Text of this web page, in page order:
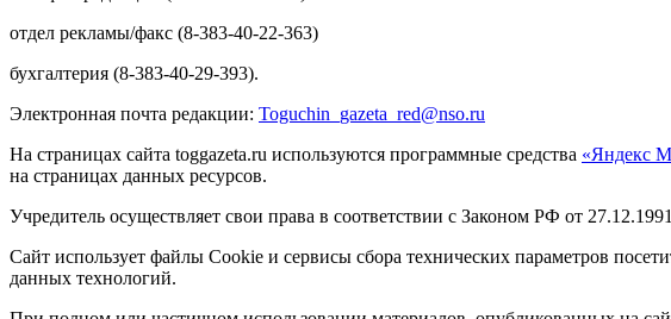
отдел рекламы/факс (8-383-40-22-363)
бухгалтерия (8-383-40-29-393).
Электронная почта редакции: Toguchin gazeta red@nso.ru
На страницах сайта toggazeta.ru используются программные средства «Яндекс
на страницах данных ресурсов.
Учредитель осуществляет свои права в соответствии с Законом РФ от
Сайт использует файлы Cookie и сервисы сбора технических параметров
данных технологий.